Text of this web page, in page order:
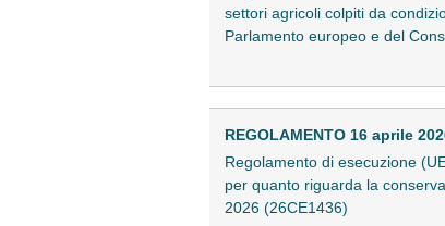
settori agricoli colpiti da
Parlamento europeo e del
REGOLAMENTO 16 aprile
Regolamento di esecuzione
per quanto riguarda la
2026 (26CE1436)